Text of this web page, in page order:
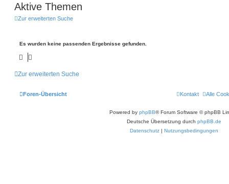
Aktive Themen
Zur erweiterten Suche
Es wurden keine passenden Ergebnisse gefunden.
Zur erweiterten Suche
Foren-Übersicht Alle
Kontakt
Powered by phpBB® Forum Software © phpBB
Deutsche Übersetzung durch phpBB.de
Datenschutz | Nutzungsbedingungen